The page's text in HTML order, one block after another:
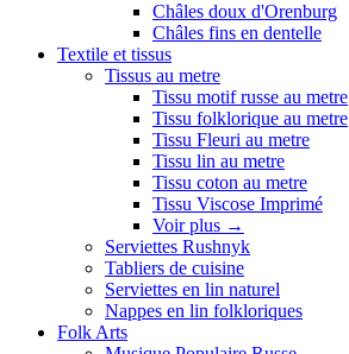
Châles doux d'Orenburg
Châles fins en dentelle
Textile et tissus
Tissus au metre
Tissu motif russe au metre
Tissu folklorique au metre
Tissu Fleuri au metre
Tissu lin au metre
Tissu coton au metre
Tissu Viscose Imprimé
Voir plus →
Serviettes Rushnyk
Tabliers de cuisine
Serviettes en lin naturel
Nappes en lin folkloriques
Folk Arts